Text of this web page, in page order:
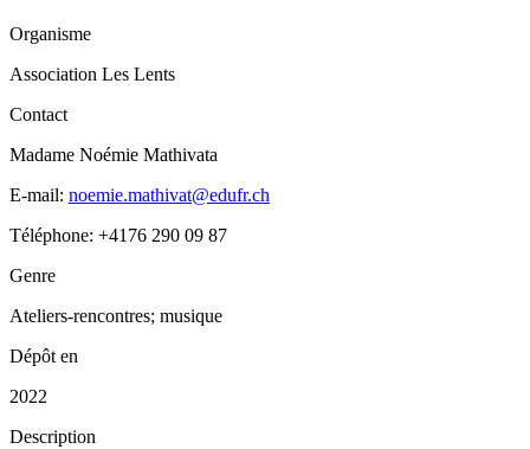
Organisme
Association Les Lents
Contact
Madame Noémie Mathivata
E-mail: noemie.mathivat@edufr.ch
Téléphone: +4176 290 09 87
Genre
Ateliers-rencontres; musique
Dépôt en
2022
Description